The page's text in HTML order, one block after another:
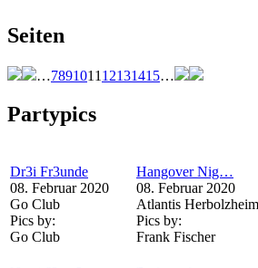
Seiten
…7891011 12131415…
Partypics
Dr3i Fr3unde
08. Februar 2020
Go Club
Pics by:
Go Club
Hangover Nig…
08. Februar 2020
Atlantis Herbolzheim
Pics by:
Frank Fischer